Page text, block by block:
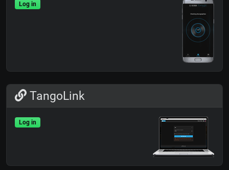
Log in
TangoLink
Log in